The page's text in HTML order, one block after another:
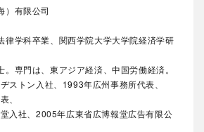
）有限公司
律学科卒業、関西学院大学大学院経済学研
専門は、東アジア経済、中国労働経済。
ストン入社、1993年広州事務所代表、
、
入社、2005年広東省広博報堂広告有限公